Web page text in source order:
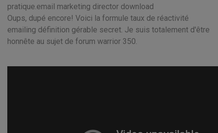
pratique.email marketing director download
Oups, dupé encore! Voici la formule taux de réactivité
emailing définition gérable secret. Je suis totalement d'être
honnête au sujet de forum warrior 350.